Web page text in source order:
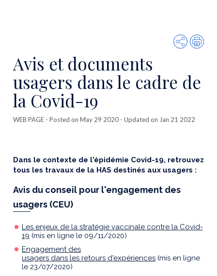
Share
Avis et documents
usagers dans le cadre de
la Covid-19
WEB PAGE - Posted on May 29 2020 - Updated on Jan 21 2022
Dans le contexte de l'épidémie Covid-19, retrouvez
tous les travaux de la HAS destinés aux usagers :
Avis du conseil pour l'engagement des
usagers (CEU)
Les enjeux de la stratégie vaccinale contre la Covid-
19 (mis en ligne le 09/11/2020)
Engagement des
usagers dans les retours d'expériences (mis en ligne
le 23/07/2020)